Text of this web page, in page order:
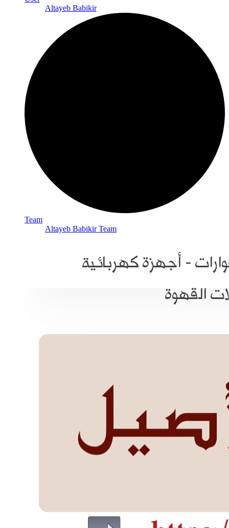
Altayeb Babikir
Team
Altayeb Babikir Team